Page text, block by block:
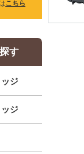
こちら
す
ッジ
ジ